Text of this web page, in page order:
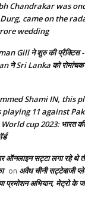
Chandrakar was
came on the
wedding
Gill ने शुरु की प्रैक्टिस -
ने Sri Lanka को रोमांचक
Shami IN, this
playing 11 against
World cup 2023: भारत
ऑनलाइन सट्टा लगा रहे थे
on अवैध चीनी सट्टेबाजी
अभियान, मेट्रो के